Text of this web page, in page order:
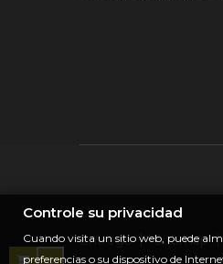
Entrega Sitemap
0
Controle su privacidad
Cuando visita un sitio web, puede
preferencias o su dispositivo de